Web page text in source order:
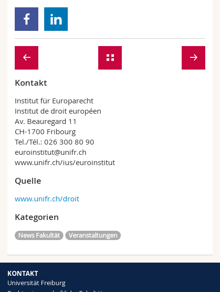
Kontakt
Institut für Europarecht
Institut de droit européen
Av. Beauregard 11
CH-1700 Fribourg
Tel./Tél.: 026 300 80 90
euroinstitut@unifr.ch
www.unifr.ch/ius/euroinstitut
Quelle
www.unifr.ch/droit
Kategorien
News Fakultät Veranstaltungen
KONTAKT
Universität Freiburg